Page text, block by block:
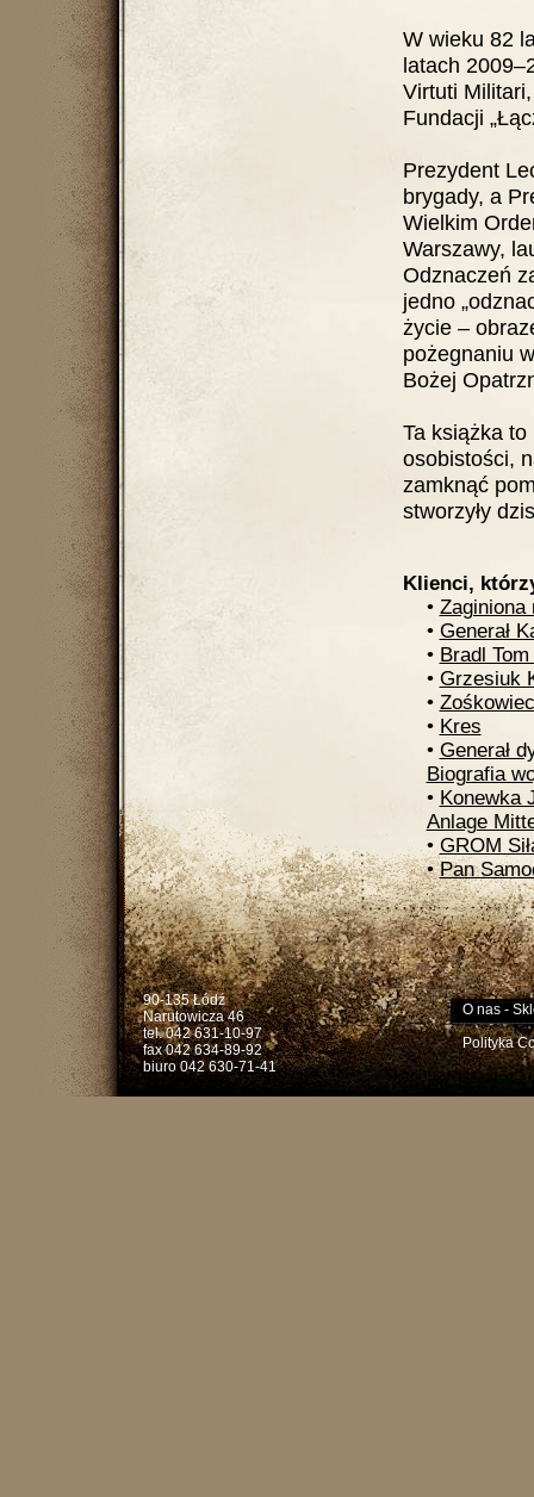
W wieku 82
latach
Virtuti
Fundacji
Prezydent
brygady, a
Wielkim
Warszawy,
Odznaczeń
jedno
życie –
pożegnaniu
Bożej
Ta książka to
osobistości,
zamknąć
stworzyły
Klienci,
• Zaginiona
• Generał
• Bradl Tom
• Grzesiuk
• Zośkowiec
• Kres
• Generał
Biografia
• Konewka
Anlage
• GROM
• Pan
90-135 Łódź
Narutowicza 46
tel. 042 631-10-97
fax 042 634-89-92
biuro 042 630-71-41
O nas-
Polityka